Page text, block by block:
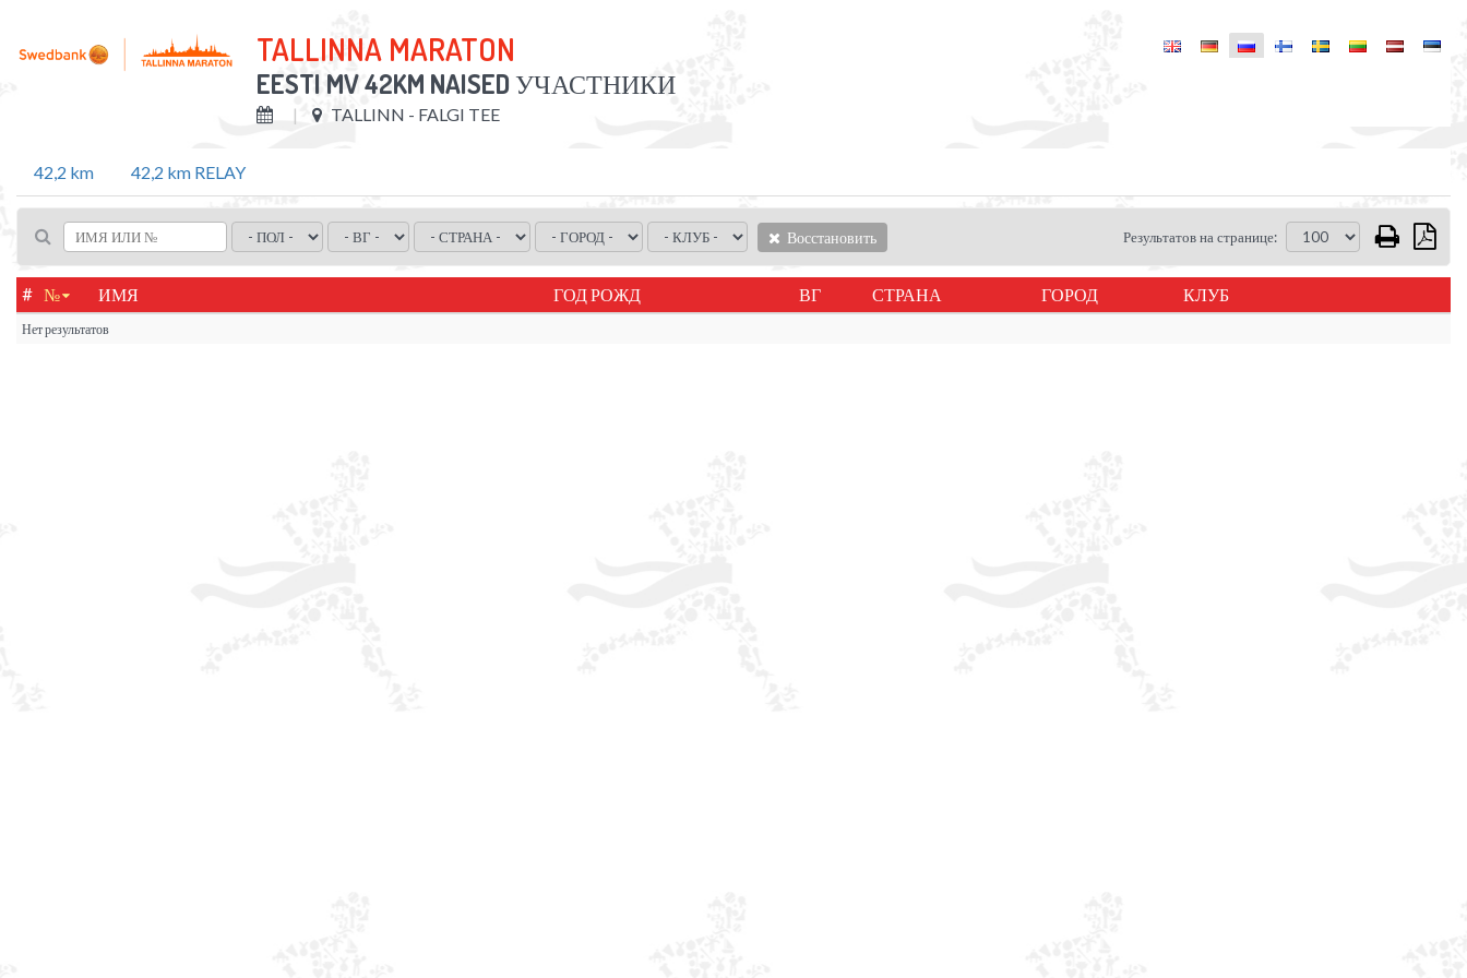
TALLINNA MARATON
EESTI MV 42KM NAISEDУЧАСТНИКИ
TALLINN - FALGI TEE
42,2 km 42,2 km RELAY
Восстановить Результатов на странице:
# № ИМЯ ГОД РОЖД ВГ СТРАНА ГОРОД КЛУБ
Нет результатов